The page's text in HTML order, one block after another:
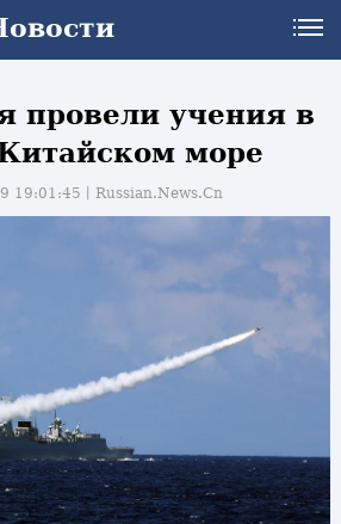
провели учения в
море
19:01:45丨Russian.News.Cn